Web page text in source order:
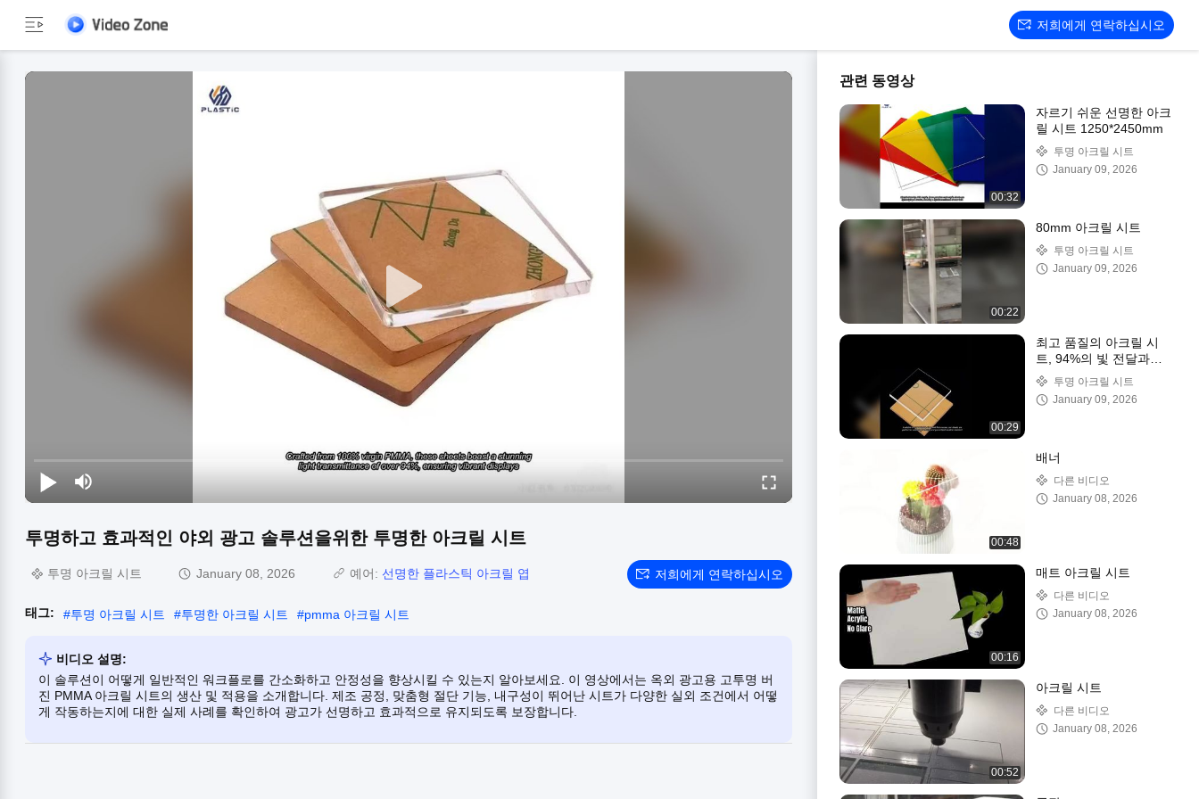
저희에게 연락하십시오
투명하고 효과적인 야외 광고 솔루션을위한 투명한 아크릴 시트
투명 아크릴 시트 January 08, 2026 예어: 선명한 플라스틱 아크릴 엽 저희에게 연락하십시오
태그: #투명 아크릴 시트 #투명한 아크릴 시트 #pmma 아크릴 시트
비디오 설명:
이 솔루션이 어떻게 일반적인 워크플로를 간소화하고 안정성을 향상시킬 수 있는지 알아보세요. 이 영상에서는 옥외 광고용 고투명 버
진 PMMA 아크릴 시트의 생산 및 적용을 소개합니다. 제조 공정, 맞춤형 절단 기능, 내구성이 뛰어난 시트가 다양한 실외 조건에서 어떻
게 작동하는지에 대한 실제 사례를 확인하여 광고가 선명하고 효과적으로 유지되도록 보장합니다.
관련 동영상
00:32
자르기 쉬운 선명한 아크
릴 시트 1250*2450mm
투명 아크릴 시트
January 09, 2026
00:22
80mm 아크릴 시트
투명 아크릴 시트
January 09, 2026
00:29
최고 품질의 아크릴 시
트, 94%의 빛 전달과
100%의 Virgin PMMA
투명 아크릴 시트
January 09, 2026
00:48
배너
다른 비디오
January 08, 2026
00:16
매트 아크릴 시트
다른 비디오
January 08, 2026
00:52
아크릴 시트
다른 비디오
January 08, 2026